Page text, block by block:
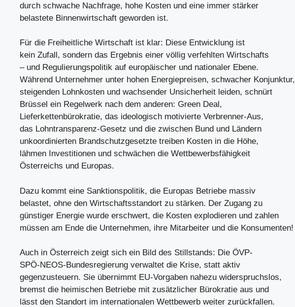
durch schwache Nachfrage, hohe Kosten und eine immer stärker
belastete Binnenwirtschaft geworden ist.
Für die Freiheitliche Wirtschaft ist klar: Diese Entwicklung ist
kein Zufall, sondern das Ergebnis einer völlig verfehlten Wirtschafts
– und Regulierungspolitik auf europäischer und nationaler Ebene.
Während Unternehmer unter hohen Energiepreisen, schwacher Konjunktur,
steigenden Lohnkosten und wachsender Unsicherheit leiden, schnürt
Brüssel ein Regelwerk nach dem anderen: Green Deal,
Lieferkettenbürokratie, das ideologisch motivierte Verbrenner-Aus,
das Lohntransparenz-Gesetz und die zwischen Bund und Ländern
unkoordinierten Brandschutzgesetzte treiben Kosten in die Höhe,
lähmen Investitionen und schwächen die Wettbewerbsfähigkeit
Österreichs und Europas.
Dazu kommt eine Sanktionspolitik, die Europas Betriebe massiv
belastet, ohne den Wirtschaftsstandort zu stärken. Der Zugang zu
günstiger Energie wurde erschwert, die Kosten explodieren und zahlen
müssen am Ende die Unternehmen, ihre Mitarbeiter und die Konsumenten!
Auch in Österreich zeigt sich ein Bild des Stillstands: Die ÖVP-
SPÖ-NEOS-Bundesregierung verwaltet die Krise, statt aktiv
gegenzusteuern. Sie übernimmt EU-Vorgaben nahezu widerspruchslos,
bremst die heimischen Betriebe mit zusätzlicher Bürokratie aus und
lässt den Standort im internationalen Wettbewerb weiter zurückfallen.